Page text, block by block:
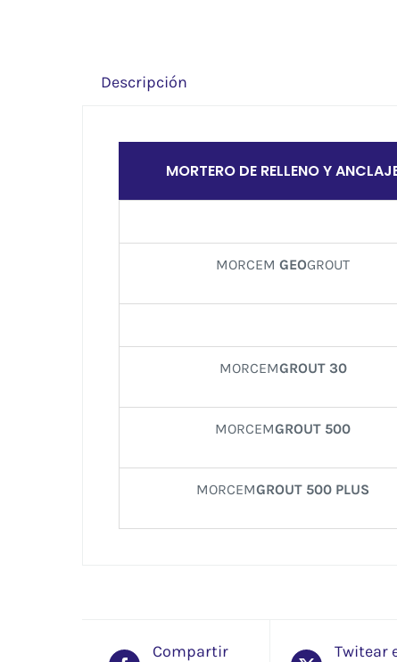
Descripción
MORTERO DE RELLENO Y
MORCEM GEOGROUT
MORCEMGROUT 30
MORCEMGROUT 500
MORCEMGROUT 500 PLUS
Compartir
Twitear